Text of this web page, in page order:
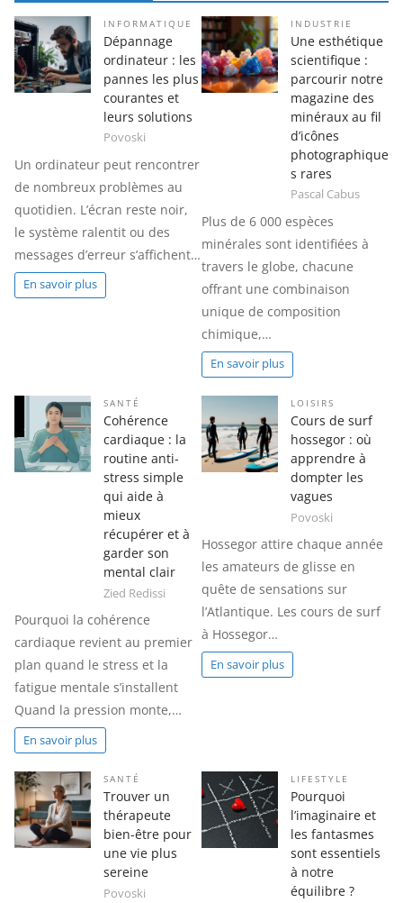
INFORMATIQUE
Dépannage
ordinateur : les
pannes les plus
courantes et
leurs solutions
Povoski
Un ordinateur peut rencontrer
de nombreux problèmes au
quotidien. L’écran reste noir,
le système ralentit ou des
messages d’erreur s’affichent…
En savoir plus
INDUSTRIE
Une esthétique
scientifique :
parcourir notre
magazine des
minéraux au fil
d’icônes
photographique
s rares
Pascal Cabus
Plus de 6 000 espèces
minérales sont identifiées à
travers le globe, chacune
offrant une combinaison
unique de composition
chimique,…
En savoir plus
SANTÉ
Cohérence
cardiaque : la
routine anti-
stress simple
qui aide à
mieux
récupérer et à
garder son
mental clair
Zied Redissi
Pourquoi la cohérence
cardiaque revient au premier
plan quand le stress et la
fatigue mentale s’installent
Quand la pression monte,…
En savoir plus
LOISIRS
Cours de surf
hossegor : où
apprendre à
dompter les
vagues
Povoski
Hossegor attire chaque année
les amateurs de glisse en
quête de sensations sur
l’Atlantique. Les cours de surf
à Hossegor…
En savoir plus
SANTÉ
Trouver un
thérapeute
bien-être pour
une vie plus
sereine
Povoski
LIFESTYLE
Pourquoi
l’imaginaire et
les fantasmes
sont essentiels
à notre
équilibre ?